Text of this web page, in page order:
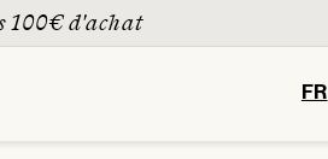
100€ d'achat
L
FR